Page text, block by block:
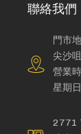
聯絡我們
門市
尖沙
營業
星期
2771